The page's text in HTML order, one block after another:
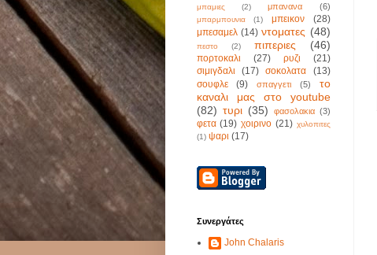
μπαμιες (2) μπανανα (6)
μπαρμπουνια (1) μπεικον
(28)
μπεσαμελ (14) ντοματες (48)
πεστο (2) πιπεριες (46)
πορτοκαλι (27) ρυζι
(21)
σιμιγδαλι
(17) σοκολατα
(13)
σουφλε
(9) σπαγγετι (5)
το
καναλι μας στο youtube
(82) τυρι (35) φασολακια (3)
φετα (19) χοιρινο (21) χυλοπιτες
(1) ψαρι (17)
Συνεργάτες
John Chalaris